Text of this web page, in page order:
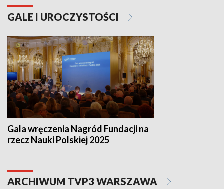
GALE I UROCZYSTOŚCI
Gala wręczenia Nagród Fundacji na
rzecz Nauki Polskiej 2025
ARCHIWUM TVP3 WARSZAWA